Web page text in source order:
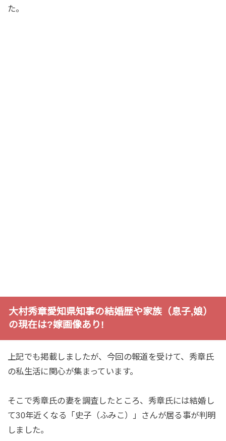
た。
大村秀章愛知県知事の結婚歴や家族（息子,娘）
の現在は?嫁画像あり!
上記でも掲載しましたが、今回の報道を受けて、秀章氏
の私生活に関心が集まっています。
そこで秀章氏の妻を調査したところ、秀章氏には結婚し
て30年近くなる「史子（ふみこ）」さんが居る事が判明
しました。